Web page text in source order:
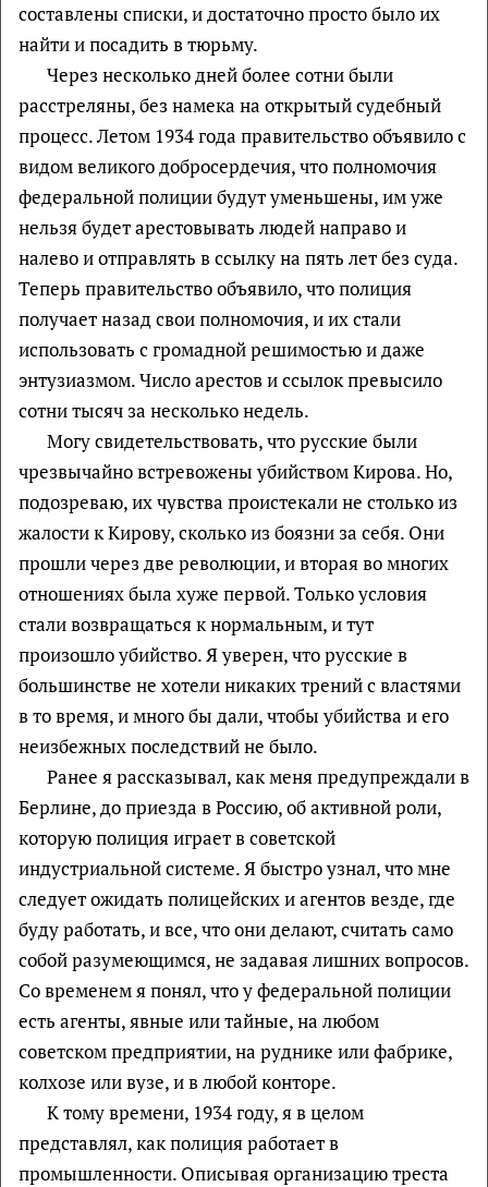
составлены списки, и достаточно просто было их
найти и посадить в тюрьму.
Через несколько дней более сотни были
расстреляны, без намека на открытый судебный
процесс. Летом 1934 года правительство объявило с
видом великого добросердечия, что полномочия
федеральной полиции будут уменьшены, им уже
нельзя будет арестовывать людей направо и
налево и отправлять в ссылку на пять лет без суда.
Теперь правительство объявило, что полиция
получает назад свои полномочия, и их стали
использовать с громадной решимостью и даже
энтузиазмом. Число арестов и ссылок превысило
сотни тысяч за несколько недель.
Могу свидетельствовать, что русские были
чрезвычайно встревожены убийством Кирова. Но,
подозреваю, их чувства проистекали не столько из
жалости к Кирову, сколько из боязни за себя. Они
прошли через две революции, и вторая во многих
отношениях была хуже первой. Только условия
стали возвращаться к нормальным, и тут
произошло убийство. Я уверен, что русские в
большинстве не хотели никаких трений с властями
в то время, и много бы дали, чтобы убийства и его
неизбежных последствий не было.
Ранее я рассказывал, как меня предупреждали в
Берлине, до приезда в Россию, об активной роли,
которую полиция играет в советской
индустриальной системе. Я быстро узнал, что мне
следует ожидать полицейских и агентов везде, где
буду работать, и все, что они делают, считать само
собой разумеющимся, не задавая лишних вопросов.
Со временем я понял, что у федеральной полиции
есть агенты, явные или тайные, на любом
советском предприятии, на руднике или фабрике,
колхозе или вузе, и в любой конторе.
К тому времени, 1934 году, я в целом
представлял, как полиция работает в
промышленности. Описывая организацию треста